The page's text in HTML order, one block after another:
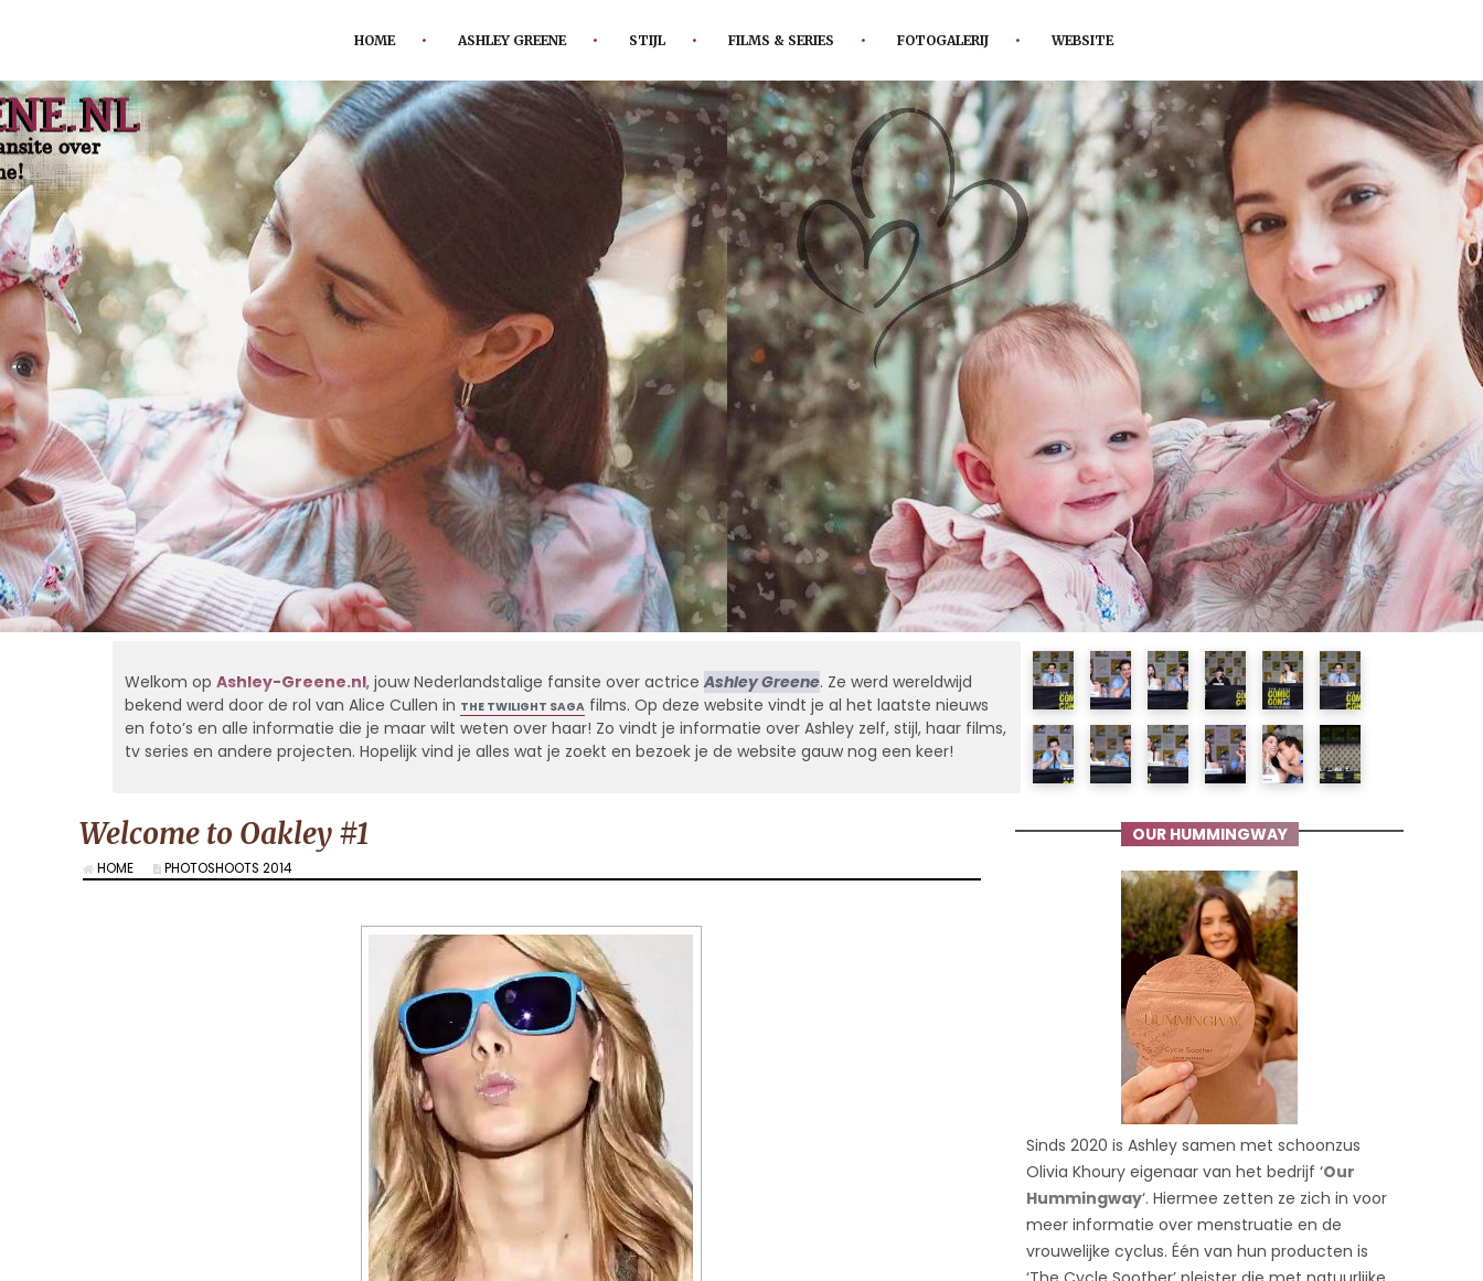
HOME ASHLEY GREENE STIJL FILMS & SERIES FOTOGALERIJ WEBSITE
Welkom op Ashley-Greene.nl, jouw Nederlandstalige fansite over actriceAshley Greene. Ze werd wereldwijd
bekend werd door de rol van Alice Cullen in THE TWILIGHT SAGAfilms. Op deze website vindt je al het laatste nieuws
en foto’s en alle informatie die je maar wilt weten over haar! Zo vindt je informatie over Ashley zelf, stijl, haar films,
tv series en andere projecten. Hopelijk vind je alles wat je zoekt en bezoek je de website gauw nog een keer!
OUR HUMMINGWAY
Sinds 2020 is Ashley samen met schoonzus
Olivia Khoury eigenaar van het bedrijf ‘Our
Hummingway‘. Hiermee zetten ze zich in voor
meer informatie over menstruatie en de
vrouwelijke cyclus. Één van hun producten is
Welcome to Oakley #1
HOME PHOTOSHOOTS 2014